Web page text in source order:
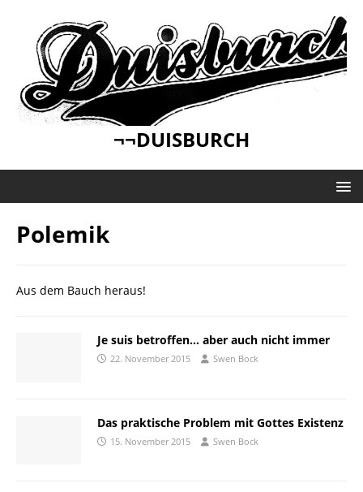
¬¬DUISBURCH
Polemik
Aus dem Bauch heraus!
Je suis betroffen… aber auch nicht immer
22. November 2015 Swen Bock
Das praktische Problem mit Gottes Existenz
15. November 2015 Swen Bock